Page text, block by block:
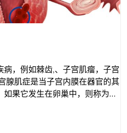
，例如棘齿,、子宫肌瘤，子宫
腺肌症是当子宫内膜在器官的其
果它发生在卵巢中，则称为巧